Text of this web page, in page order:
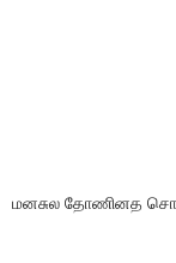
மனசுல தோணினத